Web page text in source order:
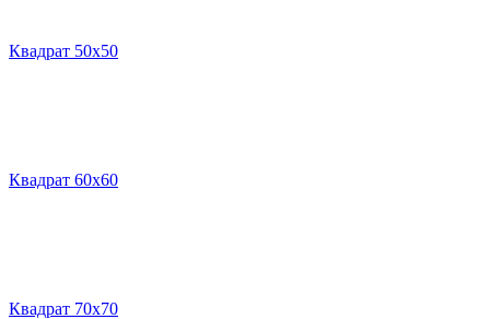
Квадрат 50х50
Квадрат 60х60
Квадрат 70х70